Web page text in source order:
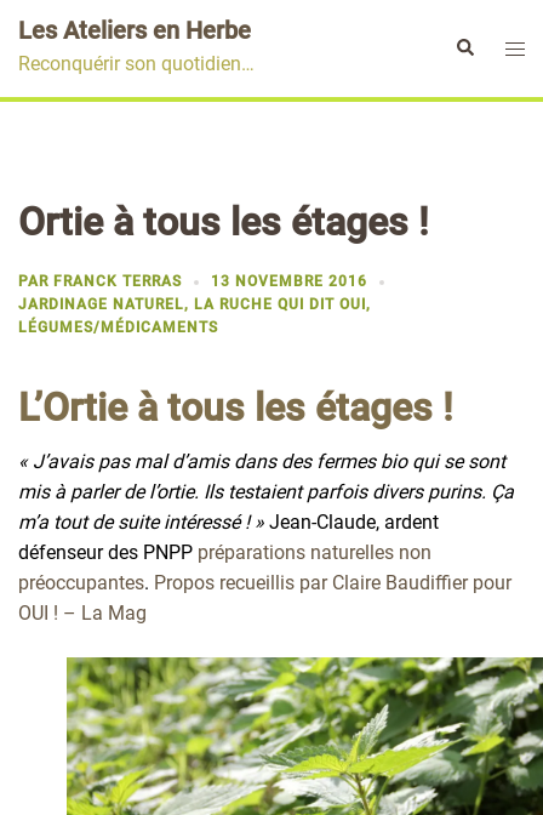
au
contenu
Les Ateliers en Herbe
Reconquérir son quotidien…
Rechercher
Ortie à tous les étages !
PAR FRANCK TERRAS
13 NOVEMBRE 2016
JARDINAGE NATUREL, LA RUCHE QUI DIT OUI ,
LÉGUMES/MÉDICAMENTS
L’Ortie à tous les étages !
« J’avais pas mal d’amis dans des fermes bio qui se sont
mis à parler de l’ortie. Ils testaient parfois divers purins. Ça
m’a tout de suite intéressé ! » Jean-Claude, ardent
défenseur des PNPP préparations naturelles non
préoccupantes. Propos recueillis par Claire Baudiffier pour
OUI ! – La Mag